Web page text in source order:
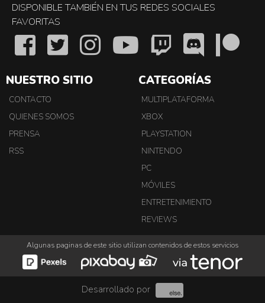
DISPONIBLE TAMBIÉN EN TUS REDES SOCIALES
FAVORITAS
NUESTRO SITIO
CONTACTO
QUIENES SOMOS
PRENSA
RSS
CATEGORÍAS
MULTIPLATAFORMA
XBOX
PLAYSTATION
NINTENDO
PC
MÓVILES
ENTRETENIMIENTO
REVIEWS
Algunas paginas de este sitio utilizan contenidos de estos servicios
Desarrollado por